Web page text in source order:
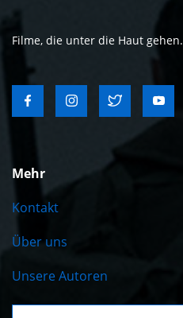
Filme, die unter die Haut gehen.
Mehr
Kontakt
Über uns
Unsere Autoren
Suche: